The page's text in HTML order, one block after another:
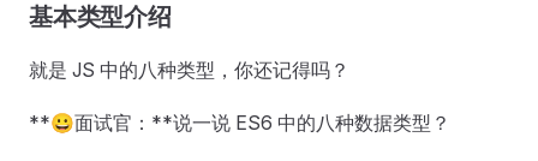
基本类型介绍
就是 JS 中的八种类型，你还记得吗？
**😀面试官：**说一说 ES6 中的八种数据类型？